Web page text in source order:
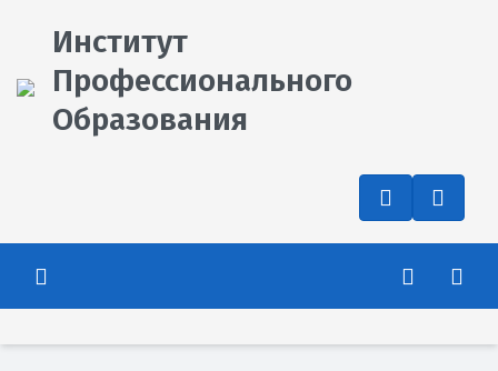
Институт
Профессионального
Образования